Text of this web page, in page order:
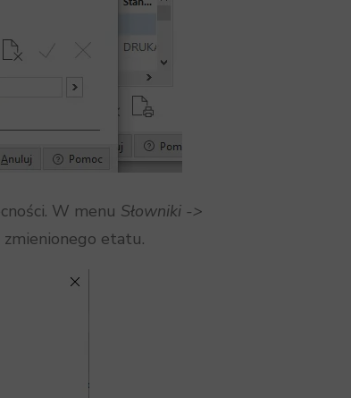
W menu Słowniki ->
etatu.